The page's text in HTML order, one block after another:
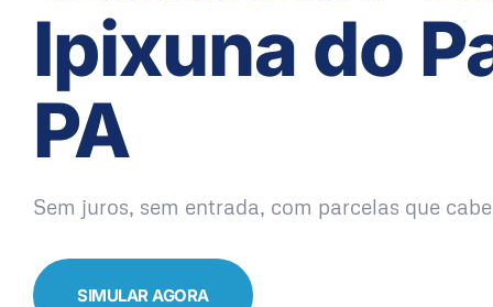
Ipixuna do
PA
Sem juros, sem entrada, com parcelas que
SIMULAR AGORA